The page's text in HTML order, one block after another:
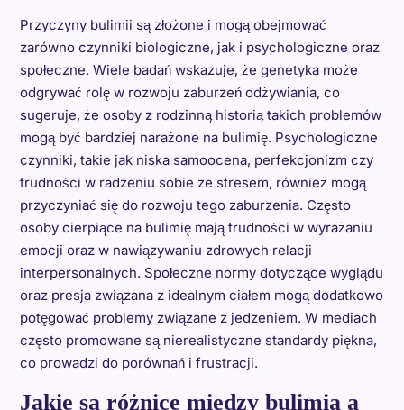
Przyczyny bulimii są złożone i mogą obejmować
zarówno czynniki biologiczne, jak i psychologiczne oraz
społeczne. Wiele badań wskazuje, że genetyka może
odgrywać rolę w rozwoju zaburzeń odżywiania, co
sugeruje, że osoby z rodzinną historią takich problemów
mogą być bardziej narażone na bulimię. Psychologiczne
czynniki, takie jak niska samoocena, perfekcjonizm czy
trudności w radzeniu sobie ze stresem, również mogą
przyczyniać się do rozwoju tego zaburzenia. Często
osoby cierpiące na bulimię mają trudności w wyrażaniu
emocji oraz w nawiązywaniu zdrowych relacji
interpersonalnych. Społeczne normy dotyczące wyglądu
oraz presja związana z idealnym ciałem mogą dodatkowo
potęgować problemy związane z jedzeniem. W mediach
często promowane są nierealistyczne standardy piękna,
co prowadzi do porównań i frustracji.
Jakie są różnice między bulimią a